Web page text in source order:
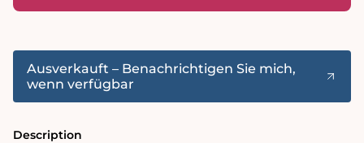
Ausverkauft – Benachrichtigen Sie mich,
wenn verfügbar
Description